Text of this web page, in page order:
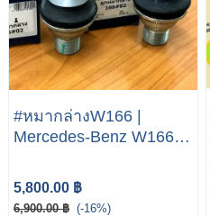
#หมากล่างW166 |
Mercedes-Benz W166
5,800.00 ฿
6,900.00 ฿ (-16%)